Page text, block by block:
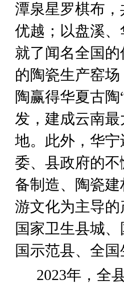
潭泉星罗棋布，
优越；以盘溪
就了闻名全国
的陶瓷生产窑
陶赢得华夏古陶
发，建成云南
地。此外，华
委、县政府的
备制造、陶瓷
游文化为主导
国家卫生县城
国示范县、全
2023年，全